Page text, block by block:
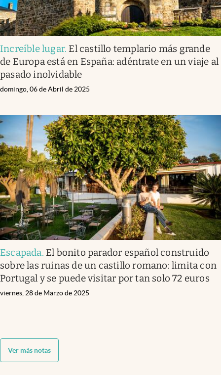
Increíble lugar. El castillo templario más grande
de Europa está en España: adéntrate en un viaje al
pasado inolvidable
domingo, 06 de Abril de 2025
Escapada. El bonito parador español construido
sobre las ruinas de un castillo romano: limita con
Portugal y se puede visitar por tan solo 72 euros
viernes, 28 de Marzo de 2025
Ver más notas